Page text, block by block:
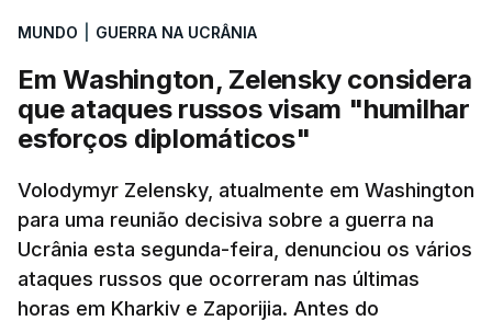
MUNDO GUERRA NA UCRÂNIA
Em Washington, Zelensky considera
que ataques russos visam "humilhar
esforços diplomáticos"
Volodymyr Zelensky, atualmente em Washington
para uma reunião decisiva sobre a guerra na
Ucrânia esta segunda-feira, denunciou os vários
ataques russos que ocorreram nas últimas
horas em Kharkiv e Zaporijia. Antes do